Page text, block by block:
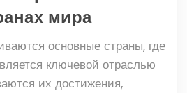
мира
основные страны, где
ключевой отраслью
их достижения,